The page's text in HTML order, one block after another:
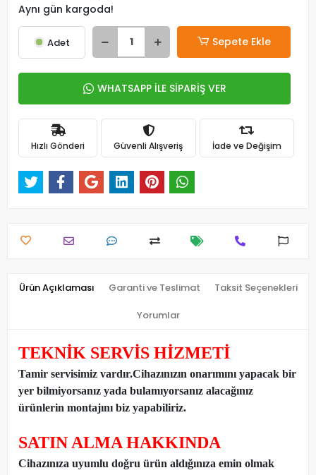
Aynı gün kargoda!
Adet Sepete Ekle
WHATSAPP İLE SİPARİŞ VER
Hızlı Gönderi Güvenli Alışveriş İade ve Değişim
Ürün Açıklaması Garanti ve Teslimat Taksit Seçenekleri
Yorumlar
TEKNİK SERVİS HİZMETİ
Tamir servisimiz vardır.Cihazınızın onarımını yapacak bir
yer bilmiyorsanız yada bulamıyorsanız alacağınız
ürünlerin montajını biz yapabiliriz.
SATIN ALMA HAKKINDA
Cihazınıza uyumlu doğru ürün aldığınıza emin olmak